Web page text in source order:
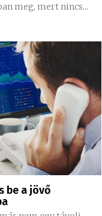
meg, mert nincs...
be a jövő